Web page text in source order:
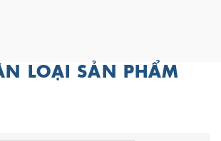
LOẠI SẢN PHẨM